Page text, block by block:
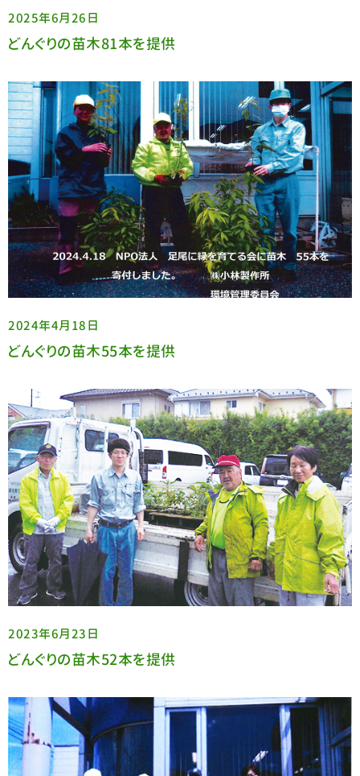
2025年6月26日
どんぐりの苗木81本を提供
2024年4月18日
どんぐりの苗木55本を提供
2023年6月23日
どんぐりの苗木52本を提供